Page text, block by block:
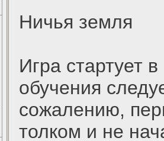
Ничья земля
Игра стартует
обучения
сожалению,
толком и не